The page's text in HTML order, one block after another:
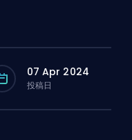
07 Apr 2024
投稿日